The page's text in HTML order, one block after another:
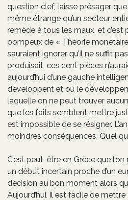
question clef, laisse présager
même étrange qu’un secteur
remède à tous les maux, et
pompeux de « Théorie
sauraient ignorer qu’il ne suffit
produisait, ces cent pièces
aujourd’hui d’une gauche
développent et où le
laquelle on ne peut trouver
que les faits semblent mettre
est impossible de se résigner.
moindres conséquences. Quel
C’est peut-être en Grèce que
un début incertain proche d’un
décision au bon moment alors
Aujourd’hui, il est facile de